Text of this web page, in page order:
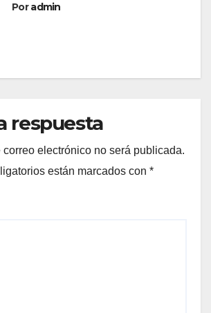
Poradmin
respuesta
electrónico no será publicada.
están marcados con *